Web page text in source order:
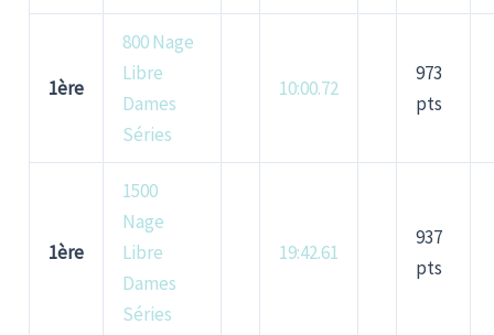
1ère
800 Nage
Libre
Dames
Séries
10:00.72
973
pts
1ère
1500
Nage
Libre
Dames
Séries
19:42.61
937
pts